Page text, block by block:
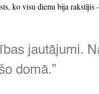
ko visu dienu bija rakstījis
jautājumi.
domā.”